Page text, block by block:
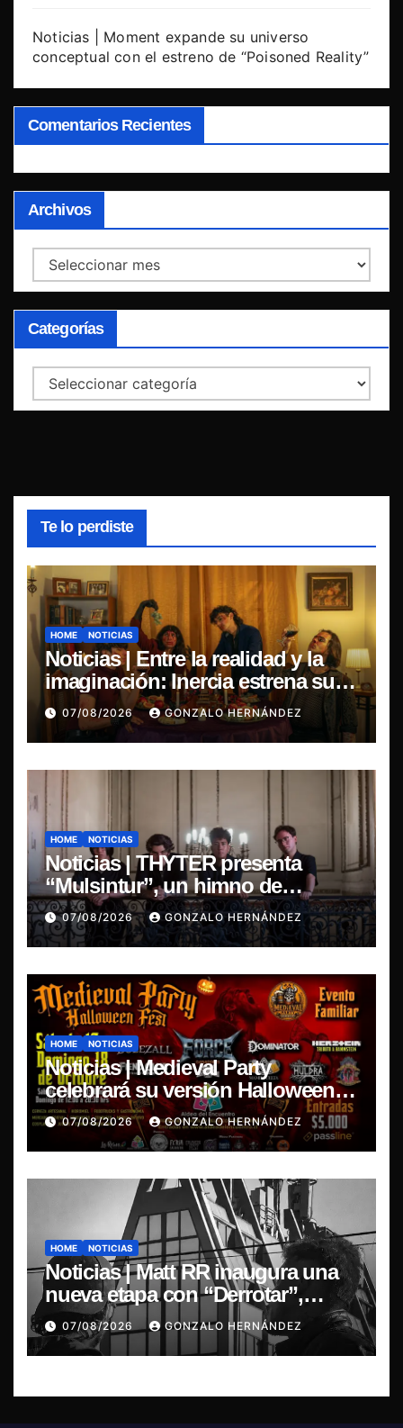
Noticias | Moment expande su universo
conceptual con el estreno de “Poisoned Reality”
Comentarios Recientes
Archivos
Archivos
Categorías
Categorías
Te lo perdiste
HOME NOTICIAS
Noticias | Entre la realidad y la
imaginación: Inercia estrena su
primer single “Marilina”
07/08/2026 GONZALO HERNÁNDEZ
HOME NOTICIAS
Noticias | THYTER presenta
“Mulsintur”, un himno de
heavy/power metal inspirado en
Tomás Paniri
07/08/2026 GONZALO HERNÁNDEZ
HOME NOTICIAS
Noticias | Medieval Party
celebrará su versión Halloween
Fest en Aldea del Encuentro
07/08/2026 GONZALO HERNÁNDEZ
HOME NOTICIAS
Noticias | Matt RR inaugura una
nueva etapa con “Derrotar”,
primer adelanto de su EP
Resonancia de Umbral
07/08/2026 GONZALO HERNÁNDEZ